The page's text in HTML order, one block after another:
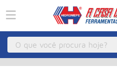
O que você procura hoje?